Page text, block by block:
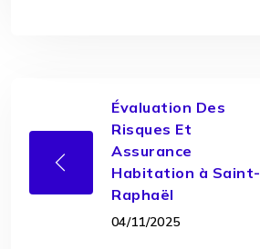
Évaluation Des
Risques Et
Assurance
Habitation à Saint-
Raphaël
04/11/2025